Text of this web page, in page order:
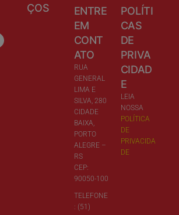
ÇOS
ENTRE
EM
CONT
ATO
RUA
GENERAL
LIMA E
SILVA, 280
CIDADE
BAIXA,
PORTO
ALEGRE –
RS
CEP:
90050-100
TELEFONE
: (51)
POLÍTI
CAS
DE
PRIVA
CIDAD
E
LEIA
NOSSA
POLÍTICA
DE
PRIVACIDA
DE